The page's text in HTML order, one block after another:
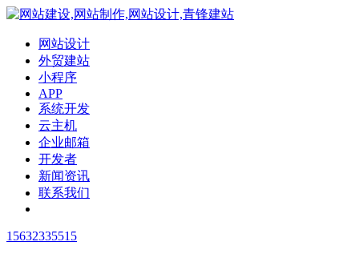
网站设计
外贸建站
小程序
APP
系统开发
云主机
企业邮箱
开发者
新闻资讯
联系我们
15632335515